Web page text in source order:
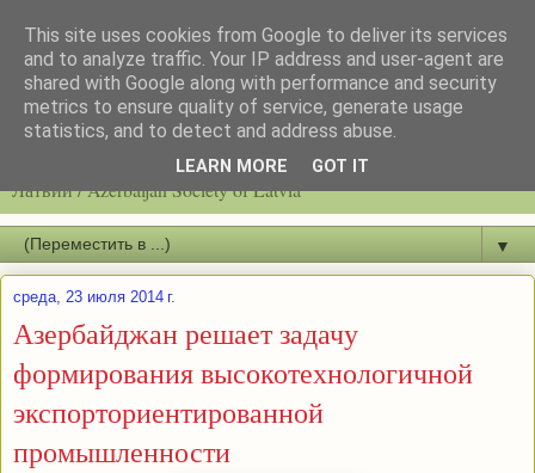
Latvijas azerbaidžāņu biedrību / Общество азербайджанцев
Латвии / Azerbaijan Society of Latvia
▼
среда, 23 июля 2014 г.
Азербайджан решает задачу
формирования высокотехнологичной
экспорториентированной
промышленности
This site uses cookies from Google to deliver its services
and to analyze traffic. Your IP address and user-agent are
shared with Google along with performance and security
metrics to ensure quality of service, generate usage
statistics, and to detect and address abuse.
LEARN MORE GOT IT